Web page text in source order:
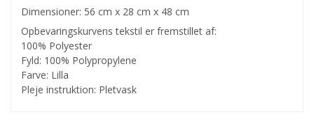
Dimensioner: 56 cm x 28 cm x 48 cm
Opbevaringskurvens tekstil er fremstillet af:
100% Polyester
Fyld: 100% Polypropylene
Farve: Lilla
Pleje instruktion: Pletvask